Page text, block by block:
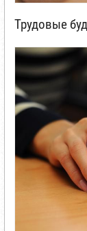
Трудовые